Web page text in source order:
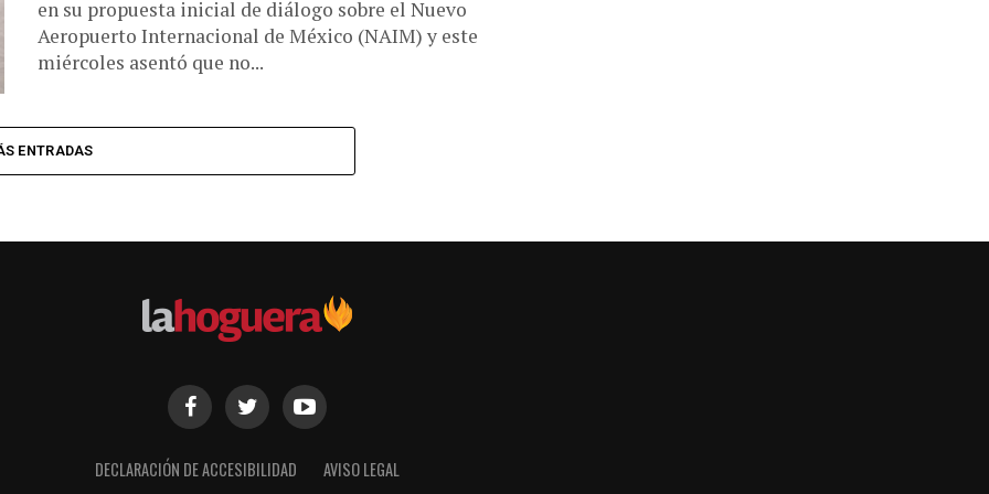
en su propuesta inicial de diálogo sobre el Nuevo
Aeropuerto Internacional de México (NAIM) y este
miércoles asentó que no...
ENTRADAS
DECLARACIÓN DE ACCESIBILIDAD AVISO LEGAL